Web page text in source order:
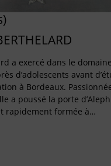
a exercé dans le
d’adolescents avant
à Bordeaux.
a poussé la porte
rapidement formée à…